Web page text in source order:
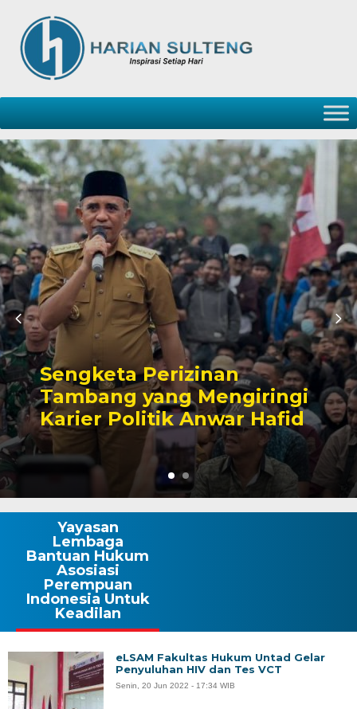
Sengketa Perizinan
Tambang yang Mengiringi
Karier Politik Anwar Hafid
Yayasan
Lembaga
Bantuan Hukum
Asosiasi
Perempuan
Indonesia Untuk
Keadilan
eLSAM Fakultas Hukum Untad Gelar
Penyuluhan HIV dan Tes VCT
Senin, 20 Jun 2022 - 17:34 WIB